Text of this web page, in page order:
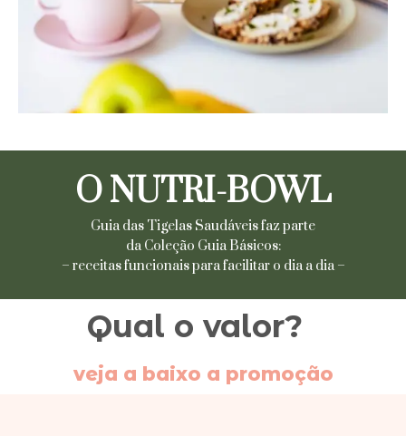
O NUTRI-BOWL
Guia das Tigelas Saudáveis faz parte
da Coleção Guia Básicos:
– receitas funcionais para facilitar o dia a dia –
Qual o valor?
veja a baixo a promoção